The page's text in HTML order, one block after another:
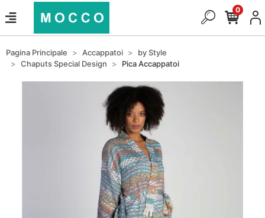
0
Pagina Principale Accappatoi
by Style
Chaputs Special Design
Pica Accappatoi